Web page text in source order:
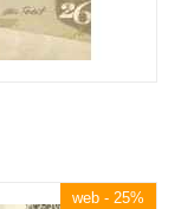
web - 25%